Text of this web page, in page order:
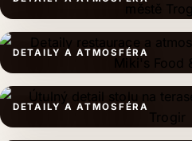
DETAILY A ATMOSFÉRA
DETAILY A ATMOSFÉRA